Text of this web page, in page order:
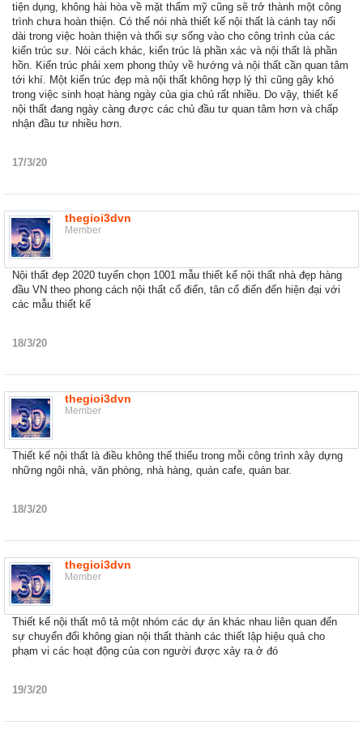
tiện dụng, không hài hòa về mặt thẩm mỹ cũng sẽ trở thành một công
trình chưa hoàn thiện. Có thể nói nhà thiết kế nội thất là cánh tay nối
dài trong việc hoàn thiện và thổi sự sống vào cho công trình của các
kiến trúc sư. Nói cách khác, kiến trúc là phần xác và nội thất là phần
hồn. Kiến trúc phải xem phong thủy về hướng và nội thất cần quan tâm
tới khí. Một kiến trúc đẹp mà nội thất không hợp lý thì cũng gây khó
trong việc sinh hoạt hàng ngày của gia chủ rất nhiều. Do vậy, thiết kế
nội thất đang ngày càng được các chủ đầu tư quan tâm hơn và chấp
nhận đầu tư nhiều hơn.
17/3/20
thegioi3dvn
Member
Nội thất đẹp 2020 tuyển chọn 1001 mẫu thiết kế nội thất nhà đẹp hàng
đầu VN theo phong cách nội thất cổ điển, tân cổ điển đến hiện đại với
các mẫu thiết kế
18/3/20
thegioi3dvn
Member
Thiết kế nội thất là điều không thể thiếu trong mỗi công trình xây dựng
những ngôi nhà, văn phòng, nhà hàng, quán cafe, quán bar.
18/3/20
thegioi3dvn
Member
Thiết kế nội thất mô tả một nhóm các dự án khác nhau liên quan đến
sự chuyển đổi không gian nội thất thành các thiết lập hiệu quả cho
phạm vi các hoạt động của con người được xảy ra ở đó
19/3/20